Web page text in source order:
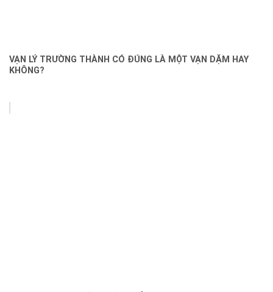
VẠN LÝ TRƯỜNG THÀNH CÓ ĐÚNG LÀ MỘT VẠN DẶM HAY
KHÔNG?